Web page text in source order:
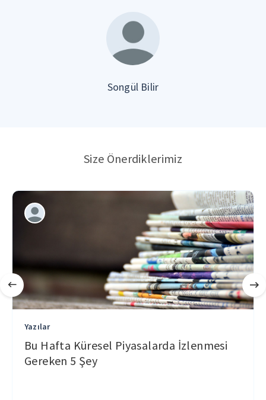
Songül Bilir
Size Önerdiklerimiz
Yazılar
Bu Hafta Küresel Piyasalarda İzlenmesi
Gereken 5 Şey